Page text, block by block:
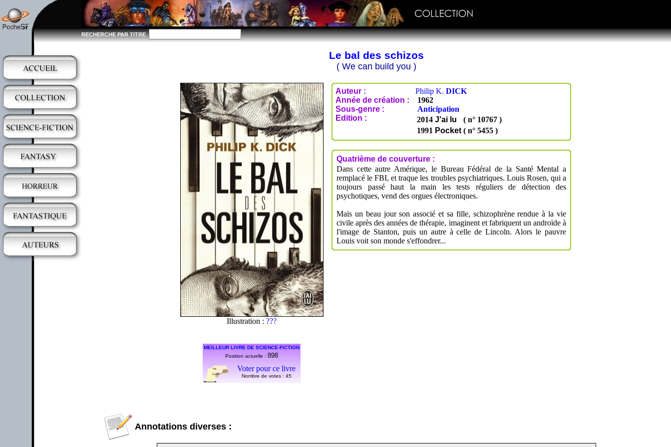
RECHERCHE PAR TITRE
Le bal des schizos
( We can build you )
Illustration : ???
MEILLEUR LIVRE DE SCIENCE-FICTION
Position actuelle : 898
Voter pour ce livre
Nombre de votes : 45
Auteur : Philip K. DICK
Année de création :
1962
Sous-genre :
Anticipation
Edition :
2014 J'ai lu
( n° 10767 )
1991 Pocket ( n° 5455 )
Quatrième de couverture :
Dans cette autre Amérique, le Bureau Fédéral de la Santé Mental a
remplacé le FBI, et traque les troubles psychiatriques. Louis Rosen, qui a
toujours passé haut la main les tests réguliers de détection des
psychotiques, vend des orgues électroniques.
Mais un beau jour son associé et sa fille, schizophrène rendue à la vie
civile après des années de thérapie, imaginent et fabriquent un androïde à
l'image de Stanton, puis un autre à celle de Lincoln. Alors le pauvre
Louis voit son monde s'effondrer...
Annotations diverses :